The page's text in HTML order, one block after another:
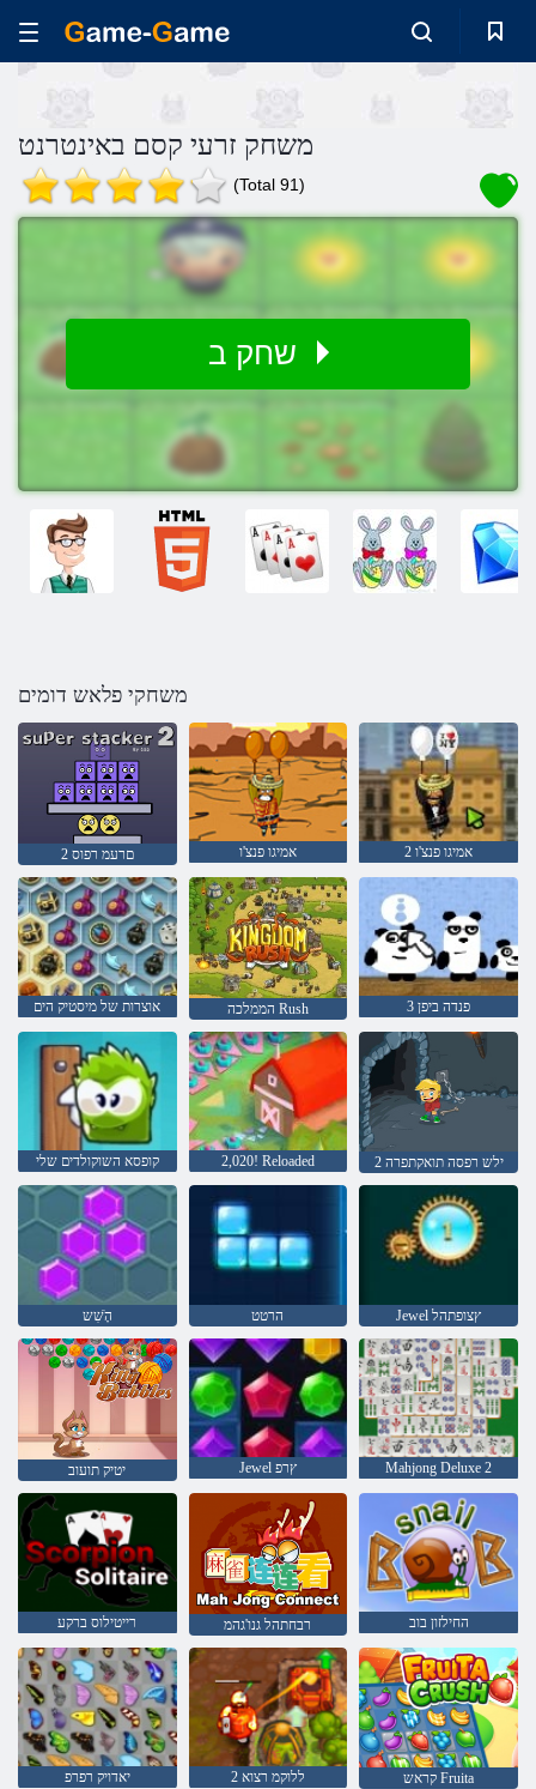
משחק זרעי קסם באינטרנט
(Total 91)
משחקי פלאש דומים
2 םרעמ רפוס אמיגו פנצ'ו אמיגו פנצ'ו 2
אוצרות של מיסטיק הים הממלכה Rush 3 פנדה ביפן
קופסא השוקולדים שלי 2,020! Reloaded 2 ילש רפסה תואקתפרה
הָׁשִׁש הרטט Jewel ץצופתהל
יטיק תועוב Jewel ץרפ Mahjong Deluxe 2
רייטילוס ברקע רבחתהל גנו'גהמ החילזון בוב
יאדויק רפרפ 2 ללוקמ רצוא קראש Fruita